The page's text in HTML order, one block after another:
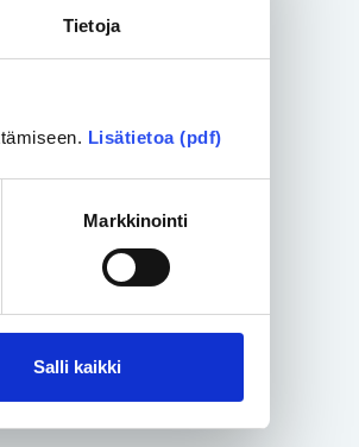
Tietoja
Lisätietoa (pdf)
Markkinointi
Salli kaikki